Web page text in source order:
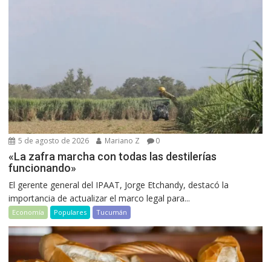
5 de agosto de 2026 Mariano Z 0
«La zafra marcha con todas las destilerías
funcionando»
El gerente general del IPAAT, Jorge Etchandy, destacó la
importancia de actualizar el marco legal para...
Economía Populares Tucumán